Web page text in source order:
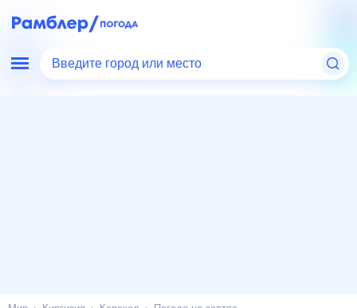
Введите город или место